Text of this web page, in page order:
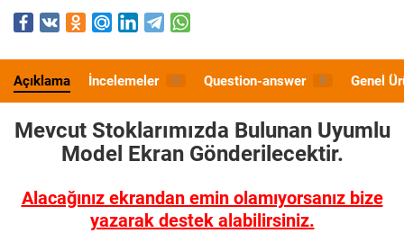
Açıklama İncelemeler 0 Question-answer 0 Genel
Mevcut Stoklarımızda Bulunan Uyumlu
Model Ekran Gönderilecektir.
Alacağınız ekrandan emin olamıyorsanız bize
yazarak destek alabilirsiniz.